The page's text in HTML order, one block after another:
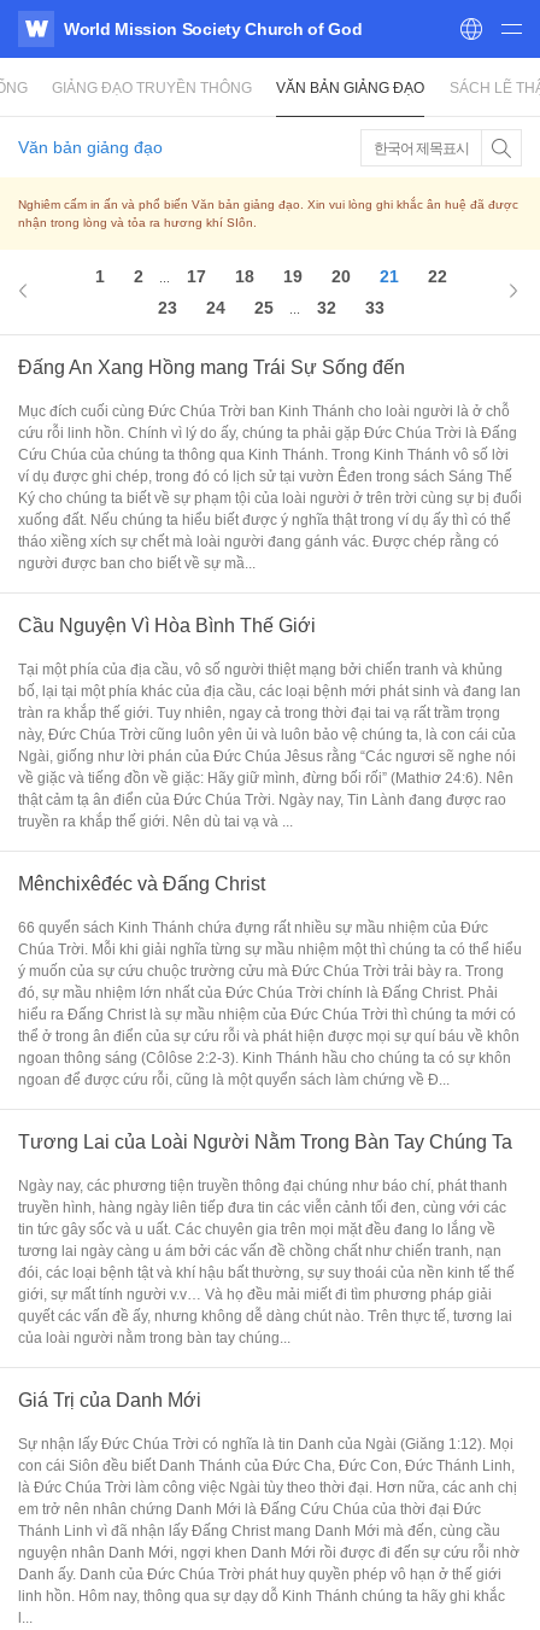
WATV
World Mission Society Church of God
GIẢNG ĐẠO TRUYỀN THÔNG VĂN BẢN GIẢNG ĐẠO SÁCH LẼ
Văn bản giảng đạo 한국어 제목표시
Nghiêm cấm in ấn và phổ biến Văn bản giảng đạo. Xin vui lòng ghi khắc ân huệ đã được
nhận trong lòng và tỏa ra hương khí SIôn.
1 2 17 18 19 20 21
22
23
24 25 32 33
Đấng An Xang Hồng mang Trái Sự Sống đến
Mục đích cuối cùng Đức Chúa Trời ban Kinh Thánh cho loài người là ở chỗ
cứu rỗi linh hồn. Chính vì lý do ấy, chúng ta phải gặp Đức Chúa Trời là Đấng
Cứu Chúa của chúng ta thông qua Kinh Thánh. Trong Kinh Thánh vô số lời
ví dụ được ghi chép, trong đó có lịch sử tại vườn Êđen trong sách Sáng Thế
Ký cho chúng ta biết về sự phạm tội của loài người ở trên trời cùng sự bị đuổi
xuống đất. Nếu chúng ta hiểu biết được ý nghĩa thật trong ví dụ ấy thì có thể
tháo xiềng xích sự chết mà loài người đang gánh vác. Được chép rằng có
người được ban cho biết về sự mầ...
Cầu Nguyện Vì Hòa Bình Thế Giới
Tại một phía của địa cầu, vô số người thiệt mạng bởi chiến tranh và khủng
bố, lại tại một phía khác của địa cầu, các loại bệnh mới phát sinh và đang lan
tràn ra khắp thế giới. Tuy nhiên, ngay cả trong thời đại tai vạ rất trầm trọng
này, Đức Chúa Trời cũng luôn yên ủi và luôn bảo vệ chúng ta, là con cái của
Ngài, giống như lời phán của Đức Chúa Jêsus rằng “Các ngươi sẽ nghe nói
về giặc và tiếng đồn về giặc: Hãy giữ mình, đừng bối rối” (Mathiơ 24:6). Nên
thật cảm tạ ân điển của Đức Chúa Trời. Ngày nay, Tin Lành đang được rao
truyền ra khắp thế giới. Nên dù tai vạ và ...
Mênchixêđéc và Đấng Christ
66 quyển sách Kinh Thánh chứa đựng rất nhiều sự mầu nhiệm của Đức
Chúa Trời. Mỗi khi giải nghĩa từng sự mầu nhiệm một thì chúng ta có thể hiểu
ý muốn của sự cứu chuộc trường cửu mà Đức Chúa Trời trải bày ra. Trong
đó, sự mầu nhiệm lớn nhất của Đức Chúa Trời chính là Đấng Christ. Phải
hiểu ra Đấng Christ là sự mầu nhiệm của Đức Chúa Trời thì chúng ta mới có
thể ở trong ân điển của sự cứu rỗi và phát hiện được mọi sự quí báu về khôn
ngoan thông sáng (Côlôse 2:2-3). Kinh Thánh hầu cho chúng ta có sự khôn
ngoan để được cứu rỗi, cũng là một quyển sách làm chứng về Đ...
Tương Lai của Loài Người Nằm Trong Bàn Tay Chúng Ta
Ngày nay, các phương tiện truyền thông đại chúng như báo chí, phát thanh
truyền hình, hàng ngày liên tiếp đưa tin các viễn cảnh tối đen, cùng với các
tin tức gây sốc và u uất. Các chuyên gia trên mọi mặt đều đang lo lắng về
tương lai ngày càng u ám bởi các vấn đề chồng chất như chiến tranh, nạn
đói, các loại bệnh tật và khí hậu bất thường, sự suy thoái của nền kinh tế thế
giới, sự mất tính người v.v… Và họ đều mải miết đi tìm phương pháp giải
quyết các vấn đề ấy, nhưng không dễ dàng chút nào. Trên thực tế, tương lai
của loài người nằm trong bàn tay chúng...
Giá Trị của Danh Mới
Sự nhận lấy Đức Chúa Trời có nghĩa là tin Danh của Ngài (Giăng 1:12). Mọi
con cái Siôn đều biết Danh Thánh của Đức Cha, Đức Con, Đức Thánh Linh,
là Đức Chúa Trời làm công việc Ngài tùy theo thời đại. Hơn nữa, các anh chị
em trở nên nhân chứng Danh Mới là Đấng Cứu Chúa của thời đại Đức
Thánh Linh vì đã nhận lấy Đấng Christ mang Danh Mới mà đến, cùng cầu
nguyện nhân Danh Mới, ngợi khen Danh Mới rồi được đi đến sự cứu rỗi nhờ
Danh ấy. Danh của Đức Chúa Trời phát huy quyền phép vô hạn ở thế giới
linh hồn. Hôm nay, thông qua sự dạy dỗ Kinh Thánh chúng ta hãy ghi khắc
l...